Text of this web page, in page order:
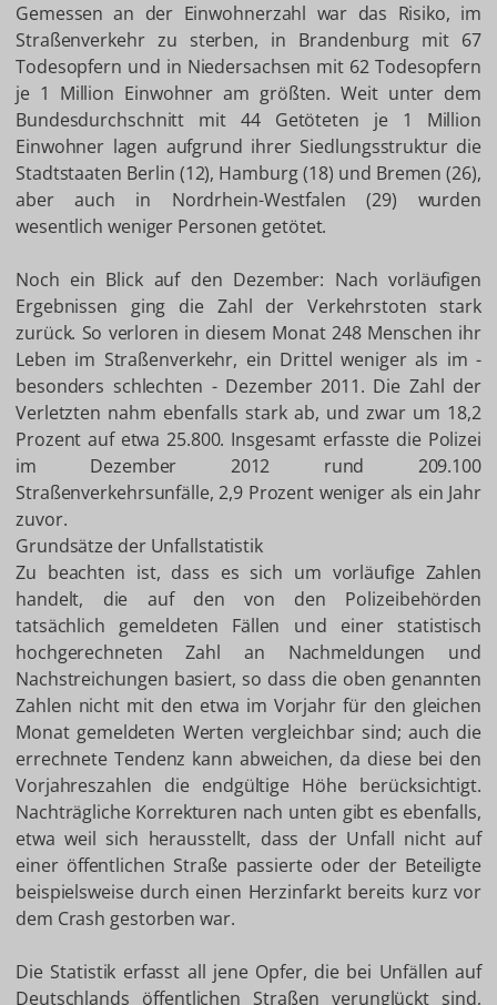
Gemessen an der Einwohnerzahl war das Risiko, im
Straßenverkehr zu sterben, in Brandenburg mit 67
Todesopfern und in Niedersachsen mit 62 Todesopfern
je 1 Million Einwohner am größten. Weit unter dem
Bundesdurchschnitt mit 44 Getöteten je 1 Million
Einwohner lagen aufgrund ihrer Siedlungsstruktur die
Stadtstaaten Berlin (12), Hamburg (18) und Bremen (26),
aber auch in Nordrhein-Westfalen (29) wurden
wesentlich weniger Personen getötet.
Noch ein Blick auf den Dezember: Nach vorläufigen
Ergebnissen ging die Zahl der Verkehrstoten stark
zurück. So verloren in diesem Monat 248 Menschen ihr
Leben im Straßenverkehr, ein Drittel weniger als im -
besonders schlechten - Dezember 2011. Die Zahl der
Verletzten nahm ebenfalls stark ab, und zwar um 18,2
Prozent auf etwa 25.800. Insgesamt erfasste die Polizei
im Dezember 2012 rund 209.100
Straßenverkehrsunfälle, 2,9 Prozent weniger als ein Jahr
zuvor.
Grundsätze der Unfallstatistik
Zu beachten ist, dass es sich um vorläufige Zahlen
handelt, die auf den von den Polizeibehörden
tatsächlich gemeldeten Fällen und einer statistisch
hochgerechneten Zahl an Nachmeldungen und
Nachstreichungen basiert, so dass die oben genannten
Zahlen nicht mit den etwa im Vorjahr für den gleichen
Monat gemeldeten Werten vergleichbar sind; auch die
errechnete Tendenz kann abweichen, da diese bei den
Vorjahreszahlen die endgültige Höhe berücksichtigt.
Nachträgliche Korrekturen nach unten gibt es ebenfalls,
etwa weil sich herausstellt, dass der Unfall nicht auf
einer öffentlichen Straße passierte oder der Beteiligte
beispielsweise durch einen Herzinfarkt bereits kurz vor
dem Crash gestorben war.
Die Statistik erfasst all jene Opfer, die bei Unfällen auf
Deutschlands öffentlichen Straßen verunglückt sind,